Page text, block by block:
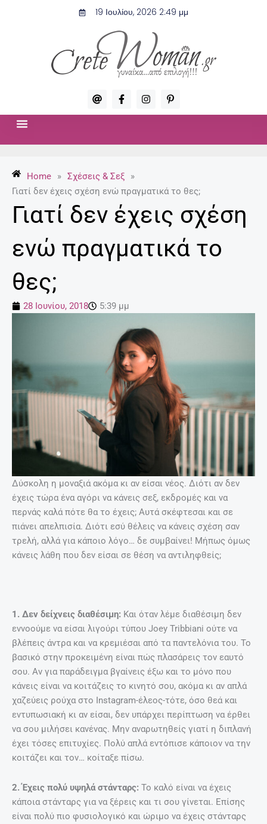
19 Ιουλίου, 2026 2:49 μμ
A
t
F
a
c
-
f
I
n
s
P
i
n
p
Home » Σχέσεις & Σεξ
»
Γιατί δεν έχεις σχέση ενώ πραγματικά το θες;
Γιατί δεν έχεις σχέση
ενώ πραγματικά το
θες;
28 Ιουνίου, 2018 5:39 μμ
Δύσκολη η μοναξιά ακόμα κι αν είσαι νέος. Διότι αν δεν
έχεις τώρα ένα αγόρι να κάνεις σεξ, εκδρομές και να
περνάς καλά πότε θα το έχεις; Αυτά σκέφτεσαι και σε
πιάνει απελπισία. Διότι εσύ θέλεις να κάνεις σχέση σαν
τρελή, αλλά για κάποιο λόγο… δε συμβαίνει! Μήπως όμως
κάνεις λάθη που δεν είσαι σε θέση να αντιληφθείς;
1. Δεν δείχνεις διαθέσιμη: Και όταν λέμε διαθέσιμη δεν
εννοούμε να είσαι λιγούρι τύπου Joey Tribbiani ούτε να
βλέπεις άντρα και να κρεμιέσαι από τα παντελόνια του. Το
βασικό στην προκειμένη είναι πώς πλασάρεις τον εαυτό
σου. Αν για παράδειγμα βγαίνεις έξω και το μόνο που
κάνεις είναι να κοιτάζεις το κινητό σου, ακόμα κι αν απλά
χαζεύεις ρούχα στο Instagram-έλεος-τότε, όσο θεά και
εντυπωσιακή κι αν είσαι, δεν υπάρχει περίπτωση να έρθει
να σου μιλήσει κανένας. Μην αναρωτηθείς γιατί η διπλανή
έχει τόσες επιτυχίες. Πολύ απλά εντόπισε κάποιον να την
κοιτάζει και τον… κοίταξε πίσω.
2. Έχεις πολύ υψηλά στάνταρς: Το καλό είναι να έχεις
κάποια στάνταρς για να ξέρεις και τι σου γίνεται. Επίσης
είναι πολύ πιο φυσιολογικό και ώριμο να έχεις στάνταρς